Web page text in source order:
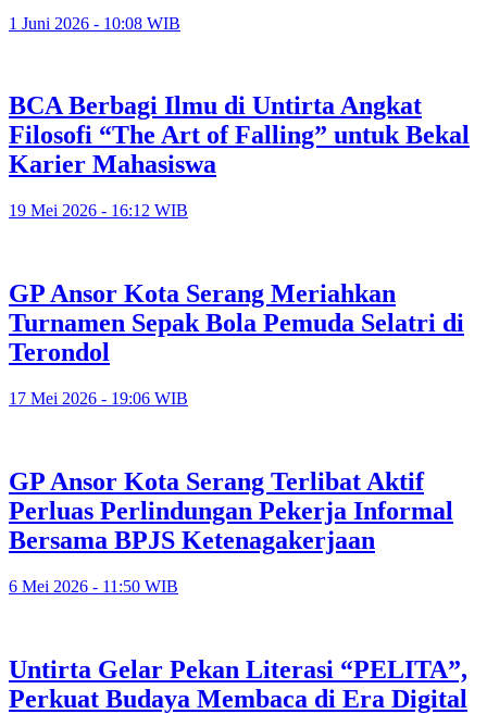
1 Juni 2026 - 10:08 WIB
BCA Berbagi Ilmu di Untirta Angkat
Filosofi “The Art of Falling” untuk Bekal
Karier Mahasiswa
19 Mei 2026 - 16:12 WIB
GP Ansor Kota Serang Meriahkan
Turnamen Sepak Bola Pemuda Selatri di
Terondol
17 Mei 2026 - 19:06 WIB
GP Ansor Kota Serang Terlibat Aktif
Perluas Perlindungan Pekerja Informal
Bersama BPJS Ketenagakerjaan
6 Mei 2026 - 11:50 WIB
Untirta Gelar Pekan Literasi “PELITA”,
Perkuat Budaya Membaca di Era Digital